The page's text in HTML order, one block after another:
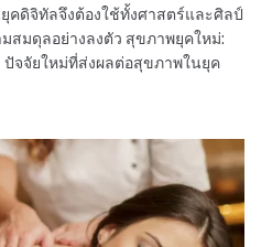
คดิจิทัลจึงต้องใช้ทั้งศาสตร์และศิลป์
สมดุลอย่างลงตัว สุขภาพยุคใหม่:
จจัยใหม่ที่ส่งผลต่อสุขภาพในยุค